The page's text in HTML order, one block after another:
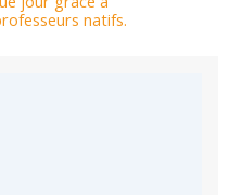
natifs.